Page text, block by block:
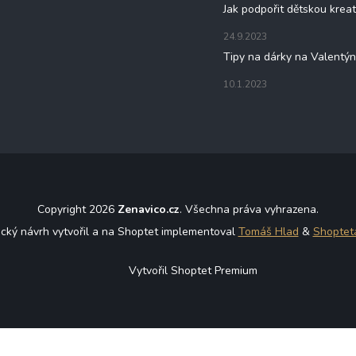
Jak podpořit dětskou
24.9.2023
Tipy na dárky na
10.1.2023
Copyright 2026 Zenavico.cz. Všechna práva vyhrazena.
návrh vytvořil a na Shoptet implementoval Tomáš Hlad &
Vytvořil Shoptet Premium